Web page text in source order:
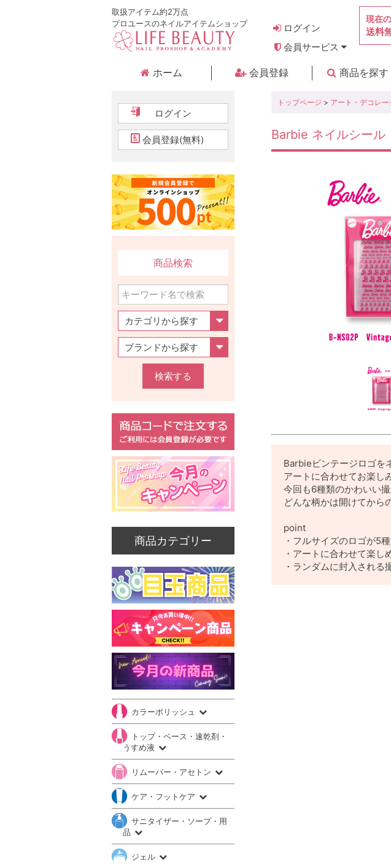
取扱アイテム約2万点
プロユースのネイルアイテムショップ
ログイン
会員サービス
現在
送料
ホーム 会員登録
商品を探す
トップページ > アート・デコレー
Barbie ネイルシール
Barbieビンテージロゴを
アートに合わせてお楽し
今回も6種類のかわいい
どんな柄かは開けてから
point
・フルサイズのロゴが5
・アートに合わせて楽し
・ランダムに封入される
ログイン
会員登録(無料)
商品検索
検索する
商品カテゴリー
カラーポリッシュ
トップ・ベース・速乾剤・
うすめ液
リムーバー・アセトン
ケア・フットケア
サニタイザー・ソープ・用
品
ジェル